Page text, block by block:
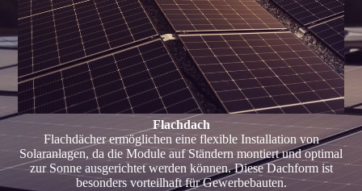
Flachdach
Flachdächer ermöglichen eine flexible Installation von
Solaranlagen, da die Module auf Ständern montiert und optimal
zur Sonne ausgerichtet werden können. Diese Dachform ist
besonders vorteilhaft für Gewerbebauten.